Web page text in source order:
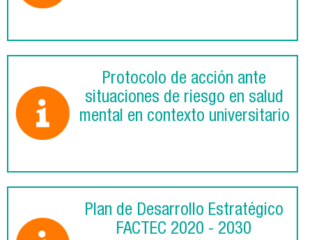
Protocolo de acción ante
situaciones de riesgo en salud
mental en contexto universitario
Plan de Desarrollo Estratégico
FACTEC 2020 - 2030